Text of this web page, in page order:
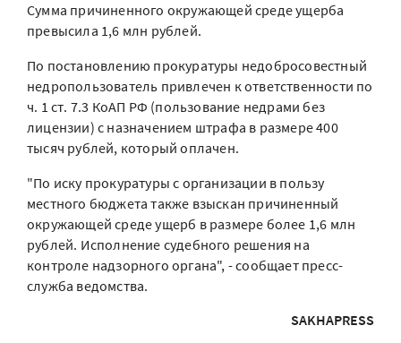
Сумма причиненного окружающей среде ущерба
превысила 1,6 млн рублей.
По постановлению прокуратуры недобросовестный
недропользователь привлечен к ответственности по
ч. 1 ст. 7.3 КоАП РФ (пользование недрами без
лицензии) с назначением штрафа в размере 400
тысяч рублей, который оплачен.
"По иску прокуратуры с организации в пользу
местного бюджета также взыскан причиненный
окружающей среде ущерб в размере более 1,6 млн
рублей. Исполнение судебного решения на
контроле надзорного органа", - сообщает пресс-
служба ведомства.
SAKHAPRESS